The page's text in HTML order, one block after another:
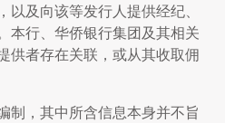
及向该等发行人提供经纪、
本行、华侨银行集团及其相关
供者存在关联，或从其收取佣
制，其中所含信息本身并不旨